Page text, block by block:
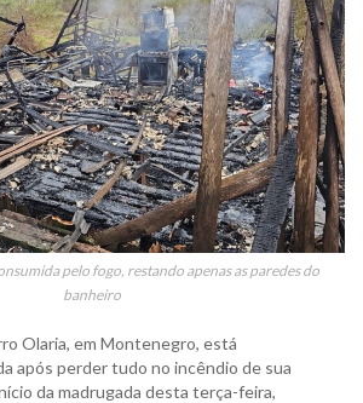
pelo fogo, restando apenas as paredes do
banheiro
Olaria, em Montenegro, está
após perder tudo no incêndio de sua
da madrugada desta terça-feira,